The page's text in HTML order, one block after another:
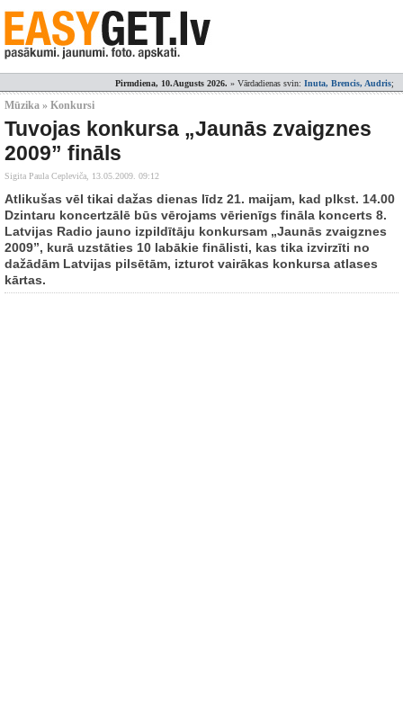
Pirmdiena, 10.Augusts 2026. » Vārdadienas svin: Inuta, Brencis, Audris;
Mūzika » Konkursi
Tuvojas konkursa „Jaunās zvaigznes
2009” fināls
Sigita Paula Cepleviča, 13.05.2009. 09:12
Atlikušas vēl tikai dažas dienas līdz 21. maijam, kad plkst. 14.00
Dzintaru koncertzālē būs vērojams vērienīgs fināla koncerts 8.
Latvijas Radio jauno izpildītāju konkursam „Jaunās zvaigznes
2009”, kurā uzstāties 10 labākie finālisti, kas tika izvirzīti no
dažādām Latvijas pilsētām, izturot vairākas konkursa atlases
kārtas.